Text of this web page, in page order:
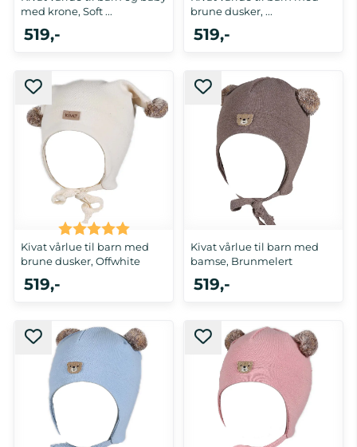
med krone, Soft ...
0-1 år, 5-8 år
519,-
brune dusker, ...
0-1 år
519,-
Kivat vårlue til barn med
brune dusker, Offwhite
0-1 år, 2-4 år
519,-
Karakter: 5.0 av 5 mulige
Kivat vårlue til barn med
bamse, Brunmelert
3 mnd
519,-